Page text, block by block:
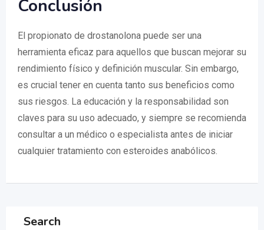
Conclusión
El propionato de drostanolona puede ser una
herramienta eficaz para aquellos que buscan mejorar su
rendimiento físico y definición muscular. Sin embargo,
es crucial tener en cuenta tanto sus beneficios como
sus riesgos. La educación y la responsabilidad son
claves para su uso adecuado, y siempre se recomienda
consultar a un médico o especialista antes de iniciar
cualquier tratamiento con esteroides anabólicos.
Search